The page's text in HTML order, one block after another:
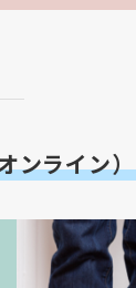
ンライン）